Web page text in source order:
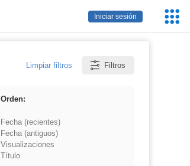
Iniciar sesión
Limpiar filtros Filtros
Orden:
Fecha (recientes)
Fecha (antiguos)
Visualizaciones
Título